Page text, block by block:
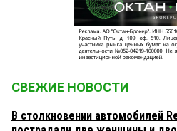
СВЕЖИЕ НОВОСТИ
В столкновении автомобилей